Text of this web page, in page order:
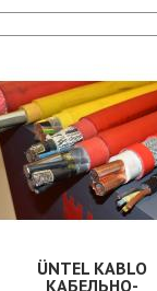
ÜNTEL KABLO
КАБЕЛЬНО-